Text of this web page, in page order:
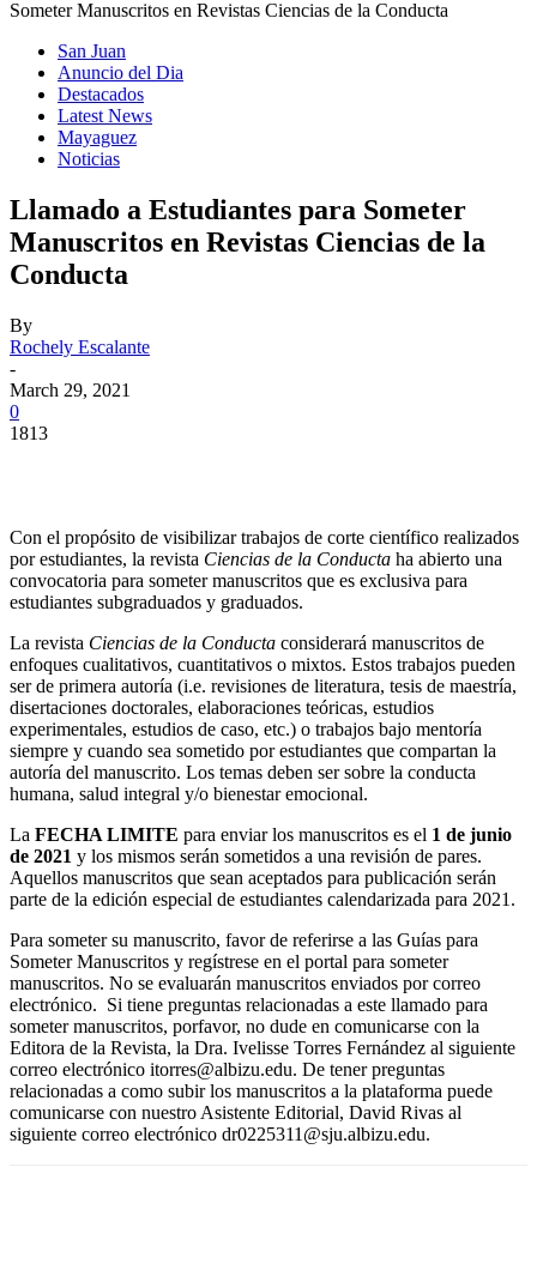
Someter Manuscritos en Revistas Ciencias de la Conducta
San Juan
Anuncio del Dia
Destacados
Latest News
Mayaguez
Noticias
Llamado a Estudiantes para Someter
Manuscritos en Revistas Ciencias de la
Conducta
By
Rochely Escalante
-
March 29, 2021
0
1813
Con el propósito de visibilizar trabajos de corte científico realizados
por estudiantes, la revista Ciencias de la Conducta ha abierto una
convocatoria para someter manuscritos que es exclusiva para
estudiantes subgraduados y graduados.
La revista Ciencias de la Conducta considerará manuscritos de
enfoques cualitativos, cuantitativos o mixtos. Estos trabajos pueden
ser de primera autoría (i.e. revisiones de literatura, tesis de maestría,
disertaciones doctorales, elaboraciones teóricas, estudios
experimentales, estudios de caso, etc.) o trabajos bajo mentoría
siempre y cuando sea sometido por estudiantes que compartan la
autoría del manuscrito. Los temas deben ser sobre la conducta
humana, salud integral y/o bienestar emocional.
La FECHA LIMITE para enviar los manuscritos es el 1 de junio
de 2021 y los mismos serán sometidos a una revisión de pares.
Aquellos manuscritos que sean aceptados para publicación serán
parte de la edición especial de estudiantes calendarizada para 2021.
Para someter su manuscrito, favor de referirse a las Guías para
Someter Manuscritos y regístrese en el portal para someter
manuscritos. No se evaluarán manuscritos enviados por correo
electrónico. Si tiene preguntas relacionadas a este llamado para
someter manuscritos, porfavor, no dude en comunicarse con la
Editora de la Revista, la Dra. Ivelisse Torres Fernández al siguiente
correo electrónico itorres@albizu.edu. De tener preguntas
relacionadas a como subir los manuscritos a la plataforma puede
comunicarse con nuestro Asistente Editorial, David Rivas al
siguiente correo electrónico dr0225311@sju.albizu.edu.